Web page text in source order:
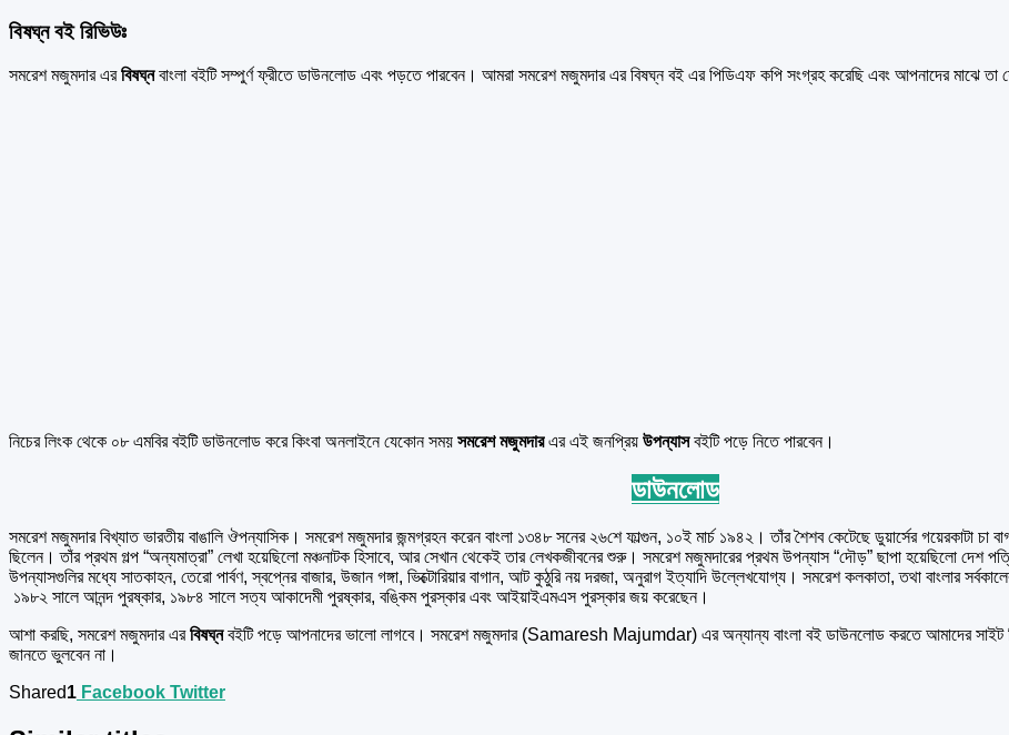
বিষঘ্ন বই রিভিউঃ
সমরেশ মজুমদার এরবিষঘ্নবাংলা বইটি সম্পুর্ণ ফ্রীতে ডাউনলোড এবং পড়তে পারবেন। আমরা সমরেশ মজুমদার এর বিষঘ্ন বই এর পিডিএফ কপি সংগ্রহ করেছি এবং আপনাদের মাঝে
নিচের লিংক থেকে ০৮ এমবির বইটি ডাউনলোড করে কিংবা অনলাইনে যেকোন সময় সমরেশ মজুমদারএর এই জনপ্রিয় উপন্যাসবইটি পড়ে নিতে পারবেন।
ডাউনলোড
সমরেশ মজুমদার বিখ্যাত ভারতীয় বাঙালি ঔপন্যাসিক। সমরেশ মজুমদার জন্মগ্রহন করেন বাংলা ১৩৪৮ সনের ২৬শে ফাল্গুন, ১০ই মার্চ ১৯৪২। তাঁর শৈশব কেটেছে ডুয়ার্সের গয়েরকাটা চা
ছিলেন। তাঁর প্রথম গল্প “অন্যমাত্রা” লেখা হয়েছিলো মঞ্চনাটক হিসাবে, আর সেখান থেকেই তার লেখকজীবনের শুরু। সমরেশ মজুমদারের প্রথম উপন্যাস “দৌড়” ছাপা হয়েছিলো দেশ
উপন্যাসগুলির মধ্যে সাতকাহন, তেরো পার্বণ, স্বপ্নের বাজার, উজান গঙ্গা, ভিক্টোরিয়ার বাগান, আট কুঠুরি নয় দরজা, অনুরাগ ইত্যাদি উল্লেখযোগ্য। সমরেশ কলকাতা, তথা বাংলার
১৯৮২ সালে আনন্দ পুরষ্কার, ১৯৮৪ সালে সত্য আকাদেমী পুরষ্কার, বঙ্কিম পুরস্কার এবং আইয়াইএমএস পুরস্কার জয় করেছেন।
আশা করছি, সমরেশ মজুমদার এরবিষঘ্নবইটি পড়ে আপনাদের ভালো লাগবে। সমরেশ মজুমদার (Samaresh Majumdar) এর অন্যান্য বাংলা বই ডাউনলোড করতে আমাদের সাইট
জানতে ভুলবেন না।
Shared1 Facebook Twitter